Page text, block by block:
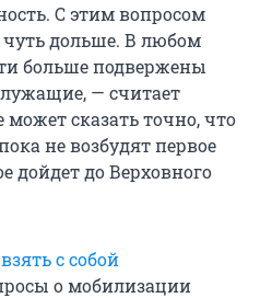
С этим вопросом
чуть дольше. В любом
больше подвержены
— считает
сказать точно, что
не возбудят первое
дойдет до Верховного
с собой
о мобилизации